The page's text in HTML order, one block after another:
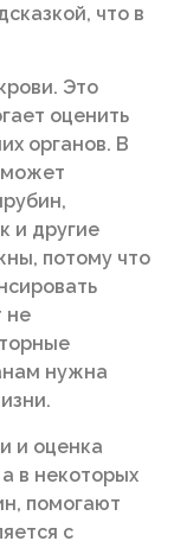
что в
Это
оценить
органов. В
может
и другие
потому что
не
нужна
и оценка
в некоторых
помогают
с